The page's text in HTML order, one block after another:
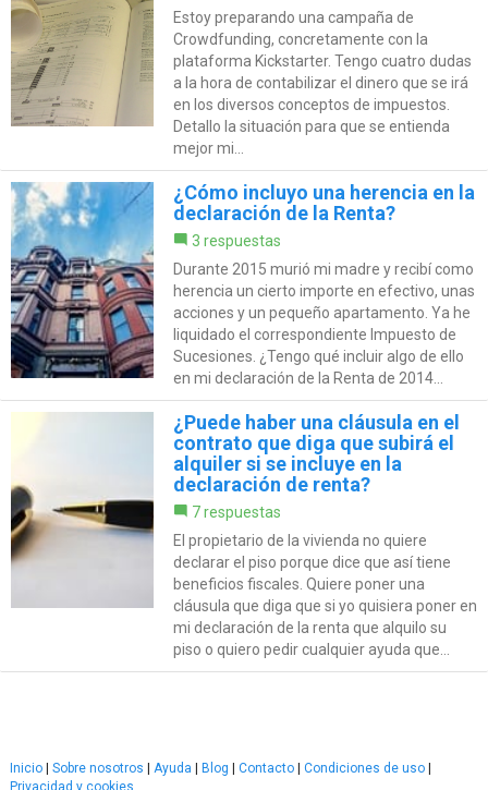
Estoy preparando una campaña de
Crowdfunding, concretamente con la
plataforma Kickstarter. Tengo cuatro dudas
a la hora de contabilizar el dinero que se irá
en los diversos conceptos de impuestos.
Detallo la situación para que se entienda
mejor mi...
¿Cómo incluyo una herencia en la
declaración de la Renta?
3 respuestas
Durante 2015 murió mi madre y recibí como
herencia un cierto importe en efectivo, unas
acciones y un pequeño apartamento. Ya he
liquidado el correspondiente Impuesto de
Sucesiones. ¿Tengo qué incluir algo de ello
en mi declaración de la Renta de 2014...
¿Puede haber una cláusula en el
contrato que diga que subirá el
alquiler si se incluye en la
declaración de renta?
7 respuestas
El propietario de la vivienda no quiere
declarar el piso porque dice que así tiene
beneficios fiscales. Quiere poner una
cláusula que diga que si yo quisiera poner en
mi declaración de la renta que alquilo su
piso o quiero pedir cualquier ayuda que...
Inicio Sobre nosotros Ayuda Blog Contacto Condiciones de uso